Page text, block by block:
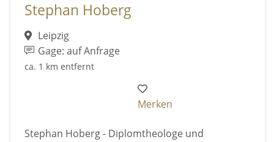
Stephan Hoberg
Leipzig
Gage: auf Anfrage
ca. 1 km entfernt
Merken
Stephan Hoberg - Diplomtheologe und